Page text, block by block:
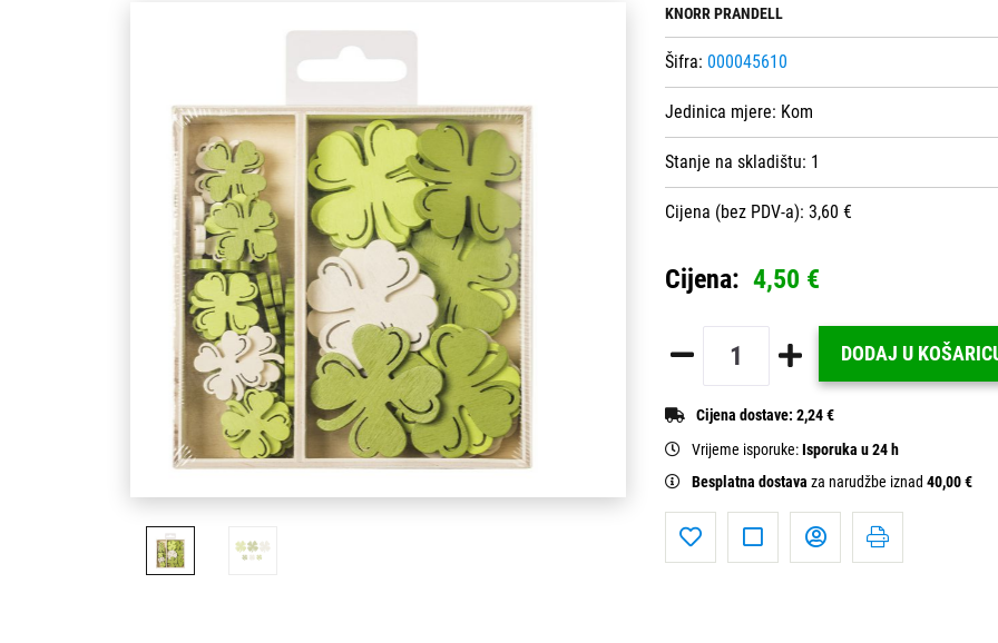
KNORR PRANDELL
Šifra: 000045610
Jedinica mjere: Kom
Stanje na skladištu: 1
Cijena (bez PDV-a): 3,60 €
Cijena: 4,50 €
DODAJ U
Cijena dostave: 2,24 €
Vrijeme isporuke:Isporuka u 24 h
Besplatna dostava za narudžbe iznad 40,00 €